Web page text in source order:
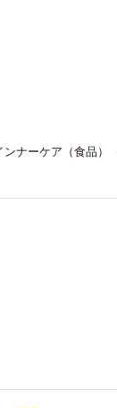
ンナーケア（食品）